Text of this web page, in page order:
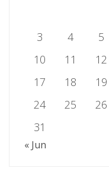
3
4 5
10
11 12
17
18 19
24
25 26
31
« Jun